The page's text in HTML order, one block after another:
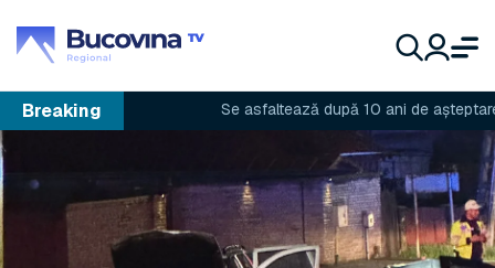
Breaking Se asfaltează după 10 ani de așteptare